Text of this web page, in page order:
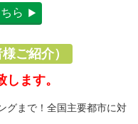
ら
様ご紹介）
ます。
グまで！全国主要都市に対